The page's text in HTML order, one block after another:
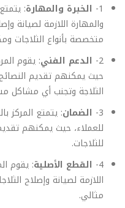
1- الخبرة والمهارة:
والمهارة اللازمة لصيانة
متخصصة بأنواع الثلاجات
2- الدعم الفني: يقوم
حيث يمكنهم تقديم النصائح
الثلاجة وتجنب أي مشاكل
3- الضمان: يتمتع المركز
للعملاء، حيث يمكنهم
للثلاجات.
4- القطع الأصلية: يقوم
اللازمة لصيانة وإصلاح
مثالي.